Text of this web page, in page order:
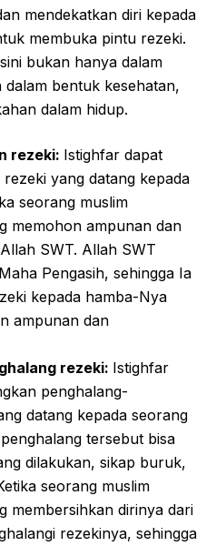
mendekatkan diri kepada
membuka pintu rezeki.
bukan hanya dalam
bentuk kesehatan,
dalam hidup.
rezeki: Istighfar dapat
yang datang kepada
seorang muslim
memohon ampunan dan
SWT. Allah SWT
Pengasih, sehingga Ia
kepada hamba-Nya
ampunan dan
rezeki: Istighfar
penghalang-
datang kepada seorang
tersebut bisa
dilakukan, sikap buruk,
seorang muslim
membersihkan dirinya dari
rezekinya, sehingga